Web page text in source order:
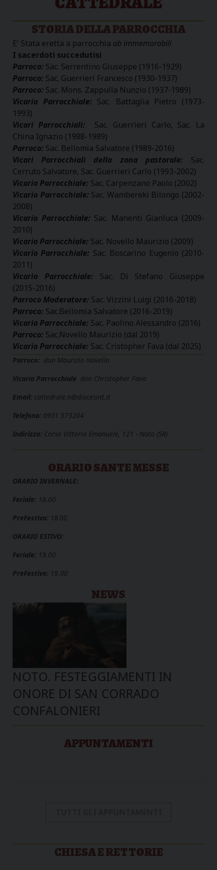
STORIA DELLA PARROCCHIA
E' Stata eretta a parrocchia ab immemorabili
I sacerdoti succedutisi
Parroco: Sac. Serrentino Giuseppe (1916-1929)
Parroco: Sac. Guerrieri Francesco (1930-1937)
Parroco: Sac. Mons. Zappulla Nunzio (1937-1989)
Vicario Parrocchiale: Sac. Battaglia Pietro (1973-
1993)
Vicari Parrocchiali: Sac. Guerrieri Carlo, Sac. La
China Ignazio (1988-1989)
Parroco: Sac. Bellomia Salvatore (1989-2016)
Vicari Parrocchiali della zona pastorale: Sac.
Cerruto Salvatore, Sac. Guerrieri Carlo (1993-2002)
Vicario Parrocchiale: Sac. Carpenzano Paolo (2002)
Vicario Parrocchiale: Sac. Wambereki Bilongo (2002-
2008)
Vicario Parrocchiale: Sac. Manenti Gianluca (2009-
2010)
Vicario Parrocchiale: Sac. Novello Maurizio (2009)
Vicario Parrocchiale: Sac. Boscarino Eugenio (2010-
2011)
Vicario Parrocchiale: Sac. Di Stefano Giuseppe
(2015-2016)
Parroco Moderatore: Sac. Vizzini Luigi (2016-2018)
Parroco: Sac.Bellomia Salvatore (2016-2019)
Vicario Parrocchiale: Sac. Paolino Alessandro (2016)
Parroco: Sac.Novello Maurizio (dal 2019)
Vicario Parrocchiale: Sac. Cristopher Fava (dal 2025)
Parroco: don Maurizio Novello
Vicario Parrocchiale don Christopher Fava
Email: cattedrale.n@diocesint.it
Telefono: 0931 573204
Indirizzo: Corso Vittorio Emanuele, 121 - Noto (SR)
ORARIO SANTE MESSE
ORARIO INVERNALE:
Feriale: 18.00
PreFestivo: 18.00
ORARIO ESTIVO:
Feriale: 19.00
PreFestivo: 19.00
NEWS
NOTO. FESTEGGIAMENTI IN
ONORE DI SAN CORRADO
CONFALONIERI
APPUNTAMENTI
CHIESA E RETTORIE